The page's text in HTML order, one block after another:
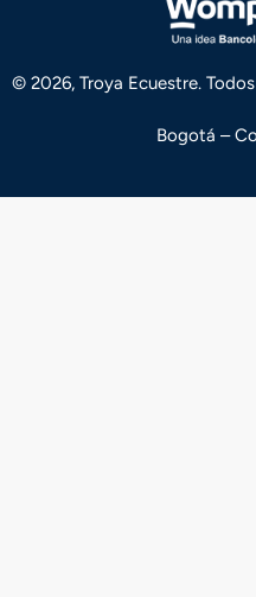
© 2026, Troya Ecuestre.
Bogotá –